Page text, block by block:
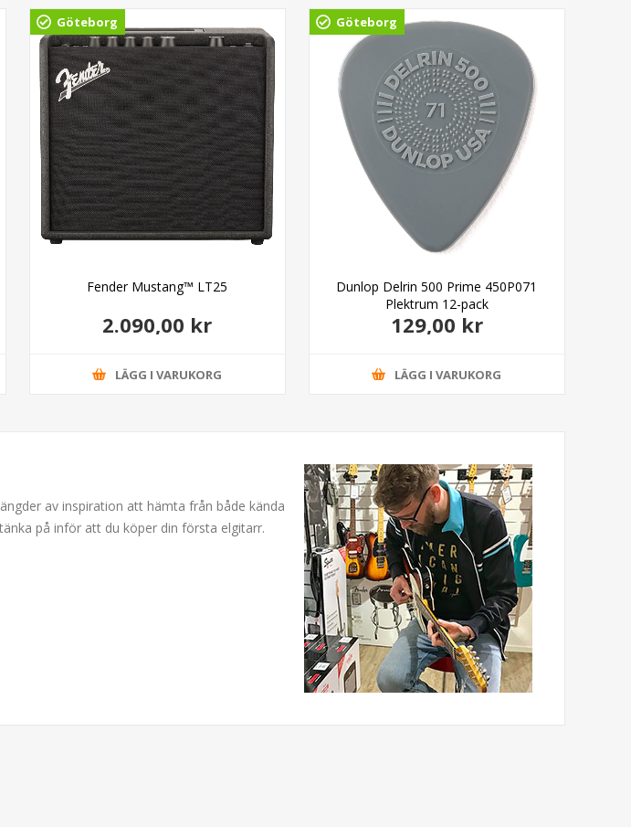
Göteborg
Fender Mustang™ LT25
2.090,00 kr
LÄGG I VARUKORG
Göteborg
Dunlop Delrin 500 Prime 450P071
Plektrum 12-pack
129,00 kr
LÄGG I VARUKORG
av inspiration att hämta från både kända
på inför att du köper din första elgitarr.